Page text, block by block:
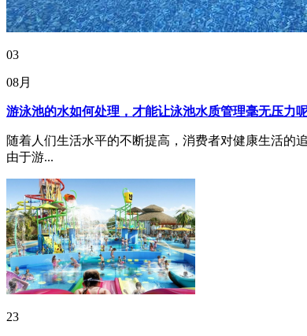
03
08月
游泳池的水如何处理，才能让泳池水质管理毫无压力
随着人们生活水平的不断提高，消费者对健康生活的
由于游...
23